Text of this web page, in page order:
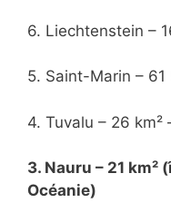
6. Liechtenstein –
5. Saint-Marin – 61
4. Tuvalu – 26 km²
3. Nauru – 21 km²
Océanie)